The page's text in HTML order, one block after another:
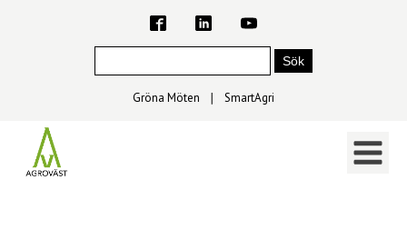
Gröna Möten ∣ SmartAgri